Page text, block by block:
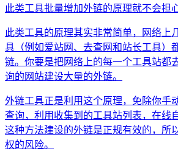
此类工具批量增加外链的原理就不会担
此类工具的原理其实非常简单，网络上
具（例如爱站网、去查网和站长工具）
链。你要是把网络上的每一个工具站都
询的网站建设大量的外链。
外链工具正是利用这个原理，免除你手
查询，利用收集到的工具站列表，在线
这种方法建设的外链是正规有效的，所
权的风险。